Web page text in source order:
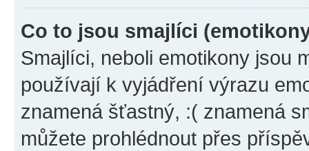
Co to jsou smajlíci
Smajlíci, neboli emotikony jsou
používají k vyjádření výrazu
znamená šťastný, :( znamená
můžete prohlédnout přes